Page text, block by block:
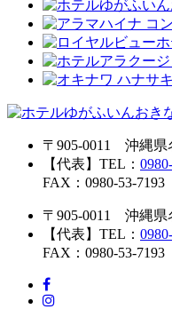
〒905-0011 沖縄県
【代表】TEL：
FAX：0980-53-7193
〒905-0011 沖縄県
【代表】TEL：
FAX：0980-53-7193